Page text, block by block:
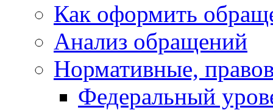
Как оформить
Анализ обращений
Нормативные,
Федеральный